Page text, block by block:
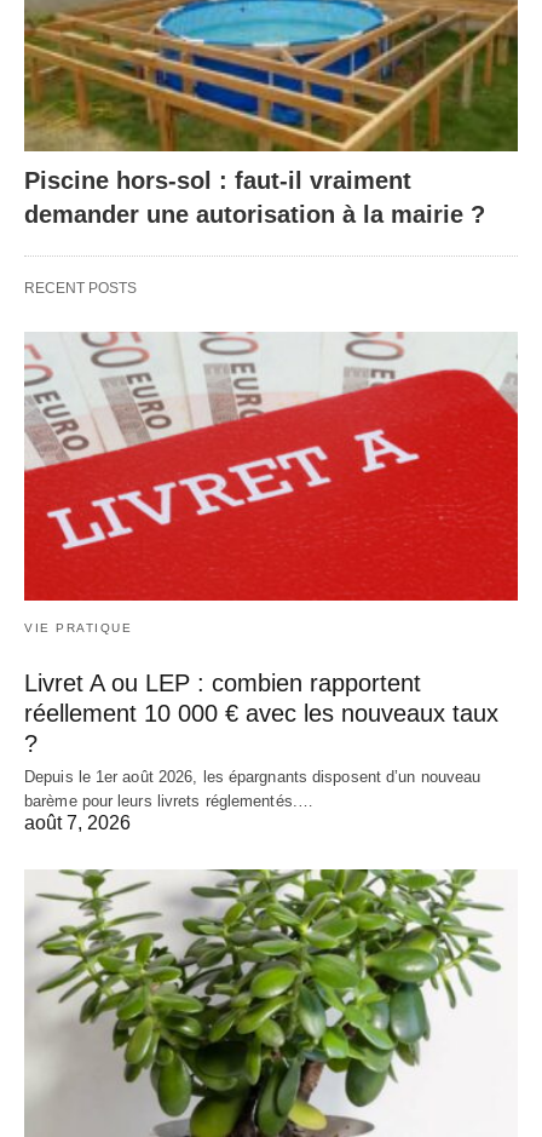
Piscine hors-sol : faut-il vraiment
demander une autorisation à la mairie ?
RECENT POSTS
VIE PRATIQUE
Livret A ou LEP : combien rapportent
réellement 10 000 € avec les nouveaux taux
?
Depuis le 1er août 2026, les épargnants disposent d’un nouveau
barème pour leurs livrets réglementés.…
août 7, 2026